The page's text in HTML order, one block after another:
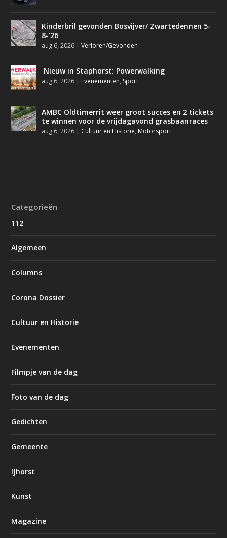
Kinderbril gevonden Bosvijver/ Zwartedennen 5-
8-’26
aug 6, 2026 |Verloren/Gevonden
Nieuw in Staphorst: Powerwalking
aug 6, 2026 | Evenementen, Sport
AMBC Oldtimerrit weer groot succes en 2 tickets
te winnen voor de vrijdagavond grasbaanraces
aug 6, 2026 | Cultuur en Historie, Motorsport
Categorieën
112
Algemeen
Columns
Corona Dossier
Cultuur en Historie
Evenementen
Filmpje van de dag
Foto van de dag
Gedichten
Gemeente
IJhorst
Kunst
Magazine